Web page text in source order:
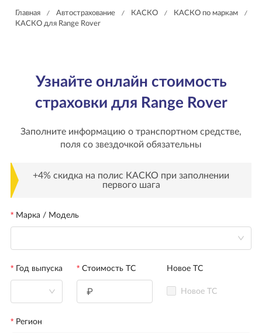
Главная / Автострахование / КАСКО / КАСКО по маркам /
КАСКО для Range Rover
Узнайте онлайн стоимость
страховки для Range Rover
Заполните информацию о транспортном средстве,
поля со звездочкой обязательны
+4% скидка на полис КАСКО при заполнении
первого шага
Марка / Модель
Год выпуска Стоимость ТС Новое ТС
Новое ТС
Регион